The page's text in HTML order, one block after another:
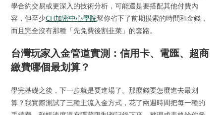
學合約交易或更深入的技術分析，可能還是要搭配其他付費內
容，但至少CH加密中心學院幫你省下了前期摸索的時間和金錢，
而且完全沒有那種「先免費後割韭菜」的套路。
台灣玩家入金管道實測：信用卡、電匯、超商
繳費哪個最划算？
學完基礎之後，下一步就是要進場了。那麼錢要怎麼進去最划
算？我實際測試了三種主流入金方式，花了兩週時間把每一種的